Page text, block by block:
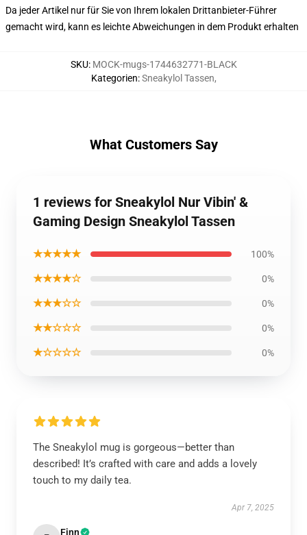
Da jeder Artikel nur für Sie von Ihrem lokalen Drittanbieter-Führer
gemacht wird, kann es leichte Abweichungen in dem Produkt erhalten
SKU: MOCK-mugs-1744632771-BLACK
Kategorien:Sneakylol Tassen,
What Customers Say
1 reviews for Sneakylol Nur Vibin' &
Gaming Design Sneakylol Tassen
★★★★★ 100%
★★★★☆ 0%
★★★☆☆ 0%
★★☆☆☆ 0%
★☆☆☆☆ 0%
The Sneakylol mug is gorgeous—better than
described! It’s crafted with care and adds a lovely
touch to my daily tea.
Apr 7, 2025
Finn